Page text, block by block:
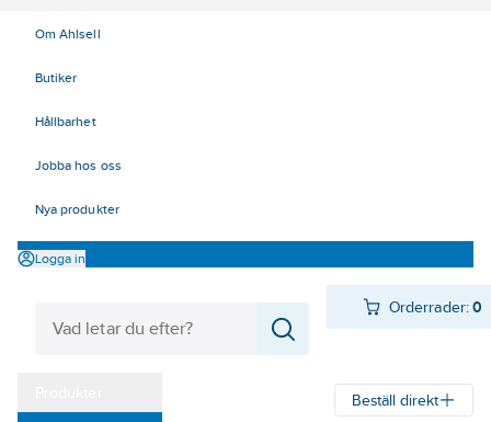
Om Ahlsell
Butiker
Hållbarhet
Jobba hos oss
Nya produkter
Logga in
Orderrader:0
Beställ direkt